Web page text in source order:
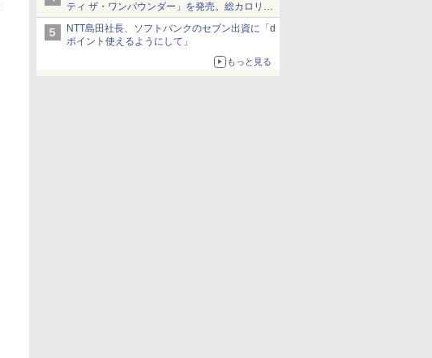
ティ ザ・ワンパウンダー」を発売。総カロリー
約1656kcal、総重量約527g！
NTT島田社長、ソフトバンクのセブン出資に「d
ポイント使えるようにして」
もっと見る